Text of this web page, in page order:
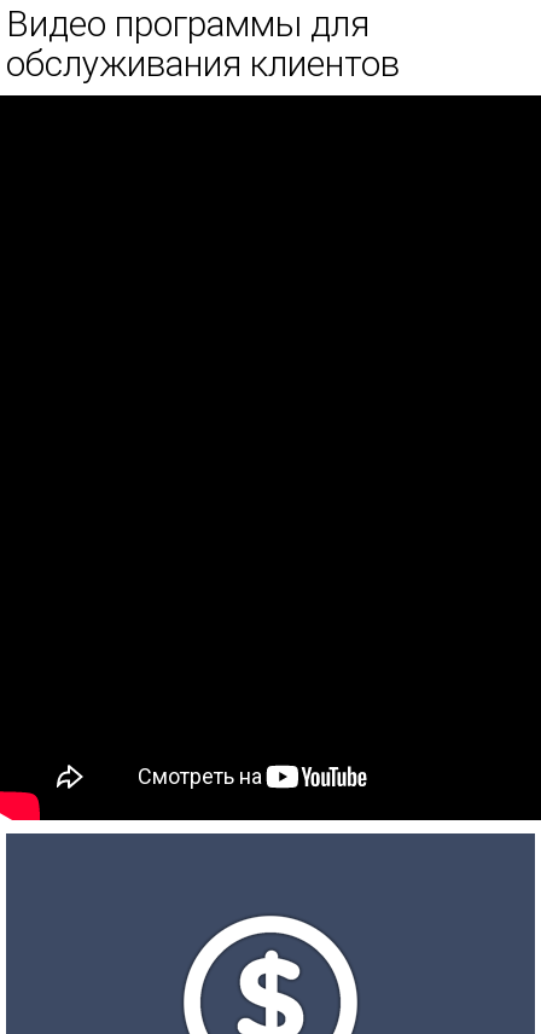
Видео программы для
обслуживания клиентов